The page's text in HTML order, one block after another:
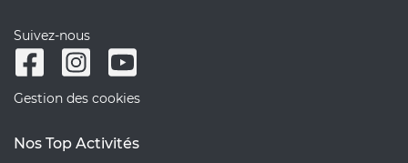
Suivez-nous
Gestion des cookies
Nos Top Activités